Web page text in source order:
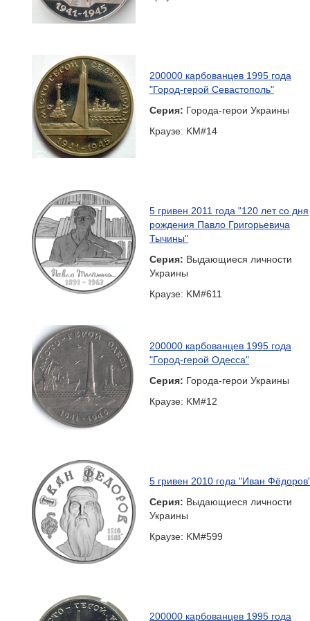
200000 карбованцев 1995 года
"Город-герой Севастополь"
Серия: Города-герои Украины
Краузе: KM#14
5 гривен 2011 года "120 лет со дня
рождения Павло Григорьевича
Тычины"
Серия: Выдающиеся личности
Украины
Краузе: KM#611
200000 карбованцев 1995 года
"Город-герой Одесса"
Серия: Города-герои Украины
Краузе: KM#12
5 гривен 2010 года "Иван
Серия: Выдающиеся личности
Украины
Краузе: KM#599
200000 карбованцев 1995 года